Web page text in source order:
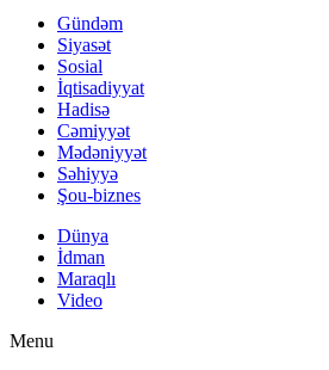
Gündəm
Siyasət
Sosial
İqtisadiyyat
Hadisə
Cəmiyyət
Mədəniyyət
Səhiyyə
Şou-biznes
Dünya
İdman
Maraqlı
Video
Menu